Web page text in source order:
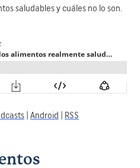
saludables y cuáles no lo son.
Android RSS